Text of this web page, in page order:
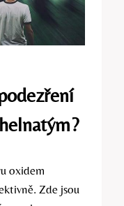
oxidem
Zde jsou